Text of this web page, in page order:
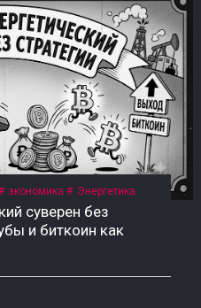
экономика Энергетика
суверен без
и биткоин как